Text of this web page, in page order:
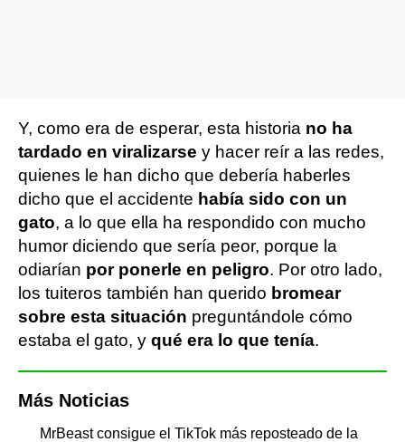
Y, como era de esperar, esta historia no ha
tardado en viralizarse y hacer reír a las redes,
quienes le han dicho que debería haberles
dicho que el accidente había sido con un
gato, a lo que ella ha respondido con mucho
humor diciendo que sería peor, porque la
odiarían por ponerle en peligro. Por otro lado,
los tuiteros también han querido bromear
sobre esta situación preguntándole cómo
estaba el gato, y qué era lo que tenía.
Más Noticias
MrBeast consigue el TikTok más reposteado de la